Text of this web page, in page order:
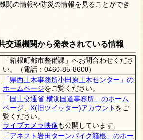
関の情報や防災の情報を見ることができ
交通機関から発表されている情報
「箱根町都市整備課」へお問合わせくださ
い。（電話：0460-85-8600）
「県西土木事務所小田原土木センター」の
ホームページをご覧ください。
「国土交通省 横浜国道事務所」のホーム
ページ
X(旧ツイッター)アカウント をご
覧ください。
ライブカメラ映像も公開しています。
「アネスト岩田ターンパイク箱根」のホー